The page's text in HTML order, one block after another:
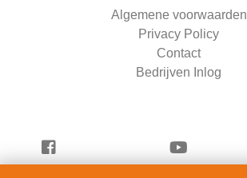
Algemene voorwaarden
Privacy Policy
Contact
Bedrijven Inlog